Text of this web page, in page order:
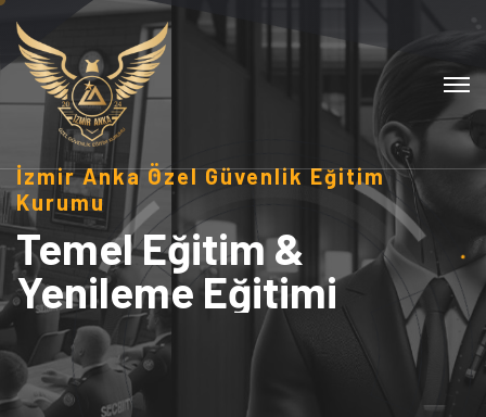
İzmir Anka Özel Güvenlik Eğitim
Kurumu
Temel Eğitim &
Yenileme Eğitimi